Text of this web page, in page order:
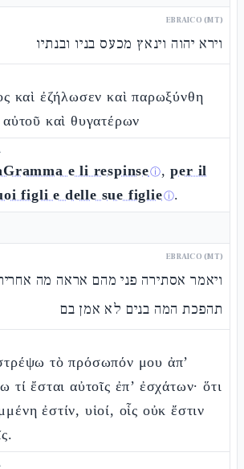
EBRAICO (MT)
וירא יהוה וינאץ מכעס בניו ובנתיו
καὶ ἐζήλωσεν καὶ παρωξύνθη
αὐτοῦ καὶ θυγατέρων
e li respinseⓘ,per il
figli e delle sue figlieⓘ.
EBRAICO (MT)
ויאמר אסתירה פני מהם אראה מה
תהפכת המה בנים לא אמן בם
τὸ πρόσωπόν μου ἀπ’
τί ἔσται αὐτοῖς ἐπ’ ἐσχάτων· ὅτι
ἐστίν, υἱοί, οἷς οὐκ ἔστιν